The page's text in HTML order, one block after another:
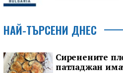
НАЙ-ТЪРСЕНИ ДНЕС
Сиренените
патладжан